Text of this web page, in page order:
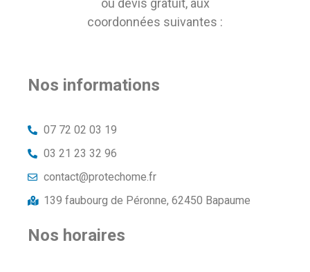
ou devis gratuit, aux
coordonnées suivantes :
Nos informations
07 72 02 03 19
03 21 23 32 96
contact@protechome.fr
139 faubourg de Péronne, 62450 Bapaume
Nos horaires